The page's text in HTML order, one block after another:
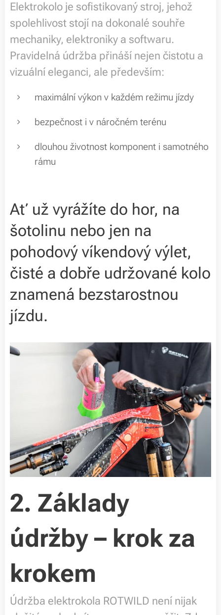
Elektrokolo je sofistikovaný stroj, jehož
spolehlivost stojí na dokonalé souhře
mechaniky, elektroniky a softwaru.
Pravidelná údržba přináší nejen čistotu a
vizuální eleganci, ale především:
maximální výkon v každém režimu jízdy
bezpečnost i v náročném terénu
dlouhou životnost komponent i samotného
rámu
Ať už vyrážíte do hor, na
šotolinu nebo jen na
pohodový víkendový výlet,
čisté a dobře udržované kolo
znamená bezstarostnou
jízdu.
2. Základy
údržby – krok za
krokem
Údržba elektrokola ROTWILD není nijak